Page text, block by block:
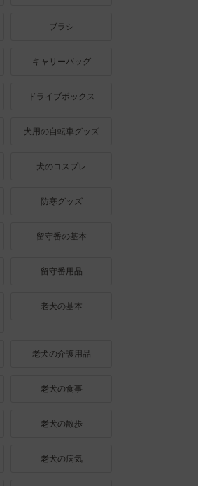
ブラシ
キャリーバッグ
ドライブボックス
犬用の自転車グッズ
犬のコスプレ
防寒グッズ
留守番の基本
留守番用品
老犬の基本
老犬の介護用品
老犬の食事
老犬の散歩
老犬の病気